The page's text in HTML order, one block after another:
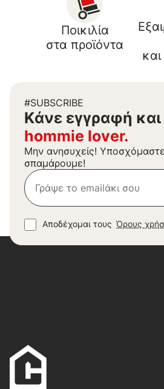
Ποικιλία
στα προϊόντα
#SUBSCRIBE
Kάνε εγγραφή και
hommie lover.
Μην ανησυχείς!
σπαμάρουμε!
Αποδέχομαι τους Όρους